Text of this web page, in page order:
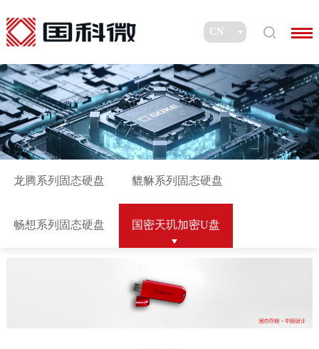
龙腾系列固态硬盘 貔貅系列固态硬盘
畅想系列固态硬盘 国密天玑加密U盘